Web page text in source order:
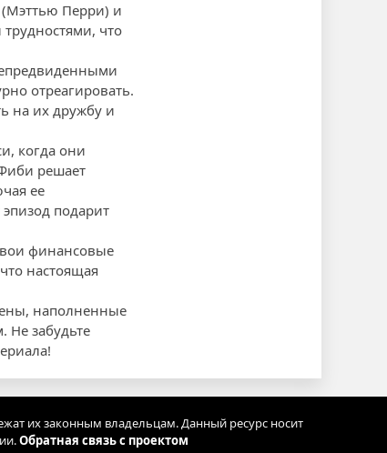
(Мэттью Перри) и
что
отреагировать.
на их дружбу и
когда они
решает
ее
подарит
финансовые
настоящая
наполненные
Не забудьте
их законным владельцам. Данный ресурс носит
Обратная связь с проектом